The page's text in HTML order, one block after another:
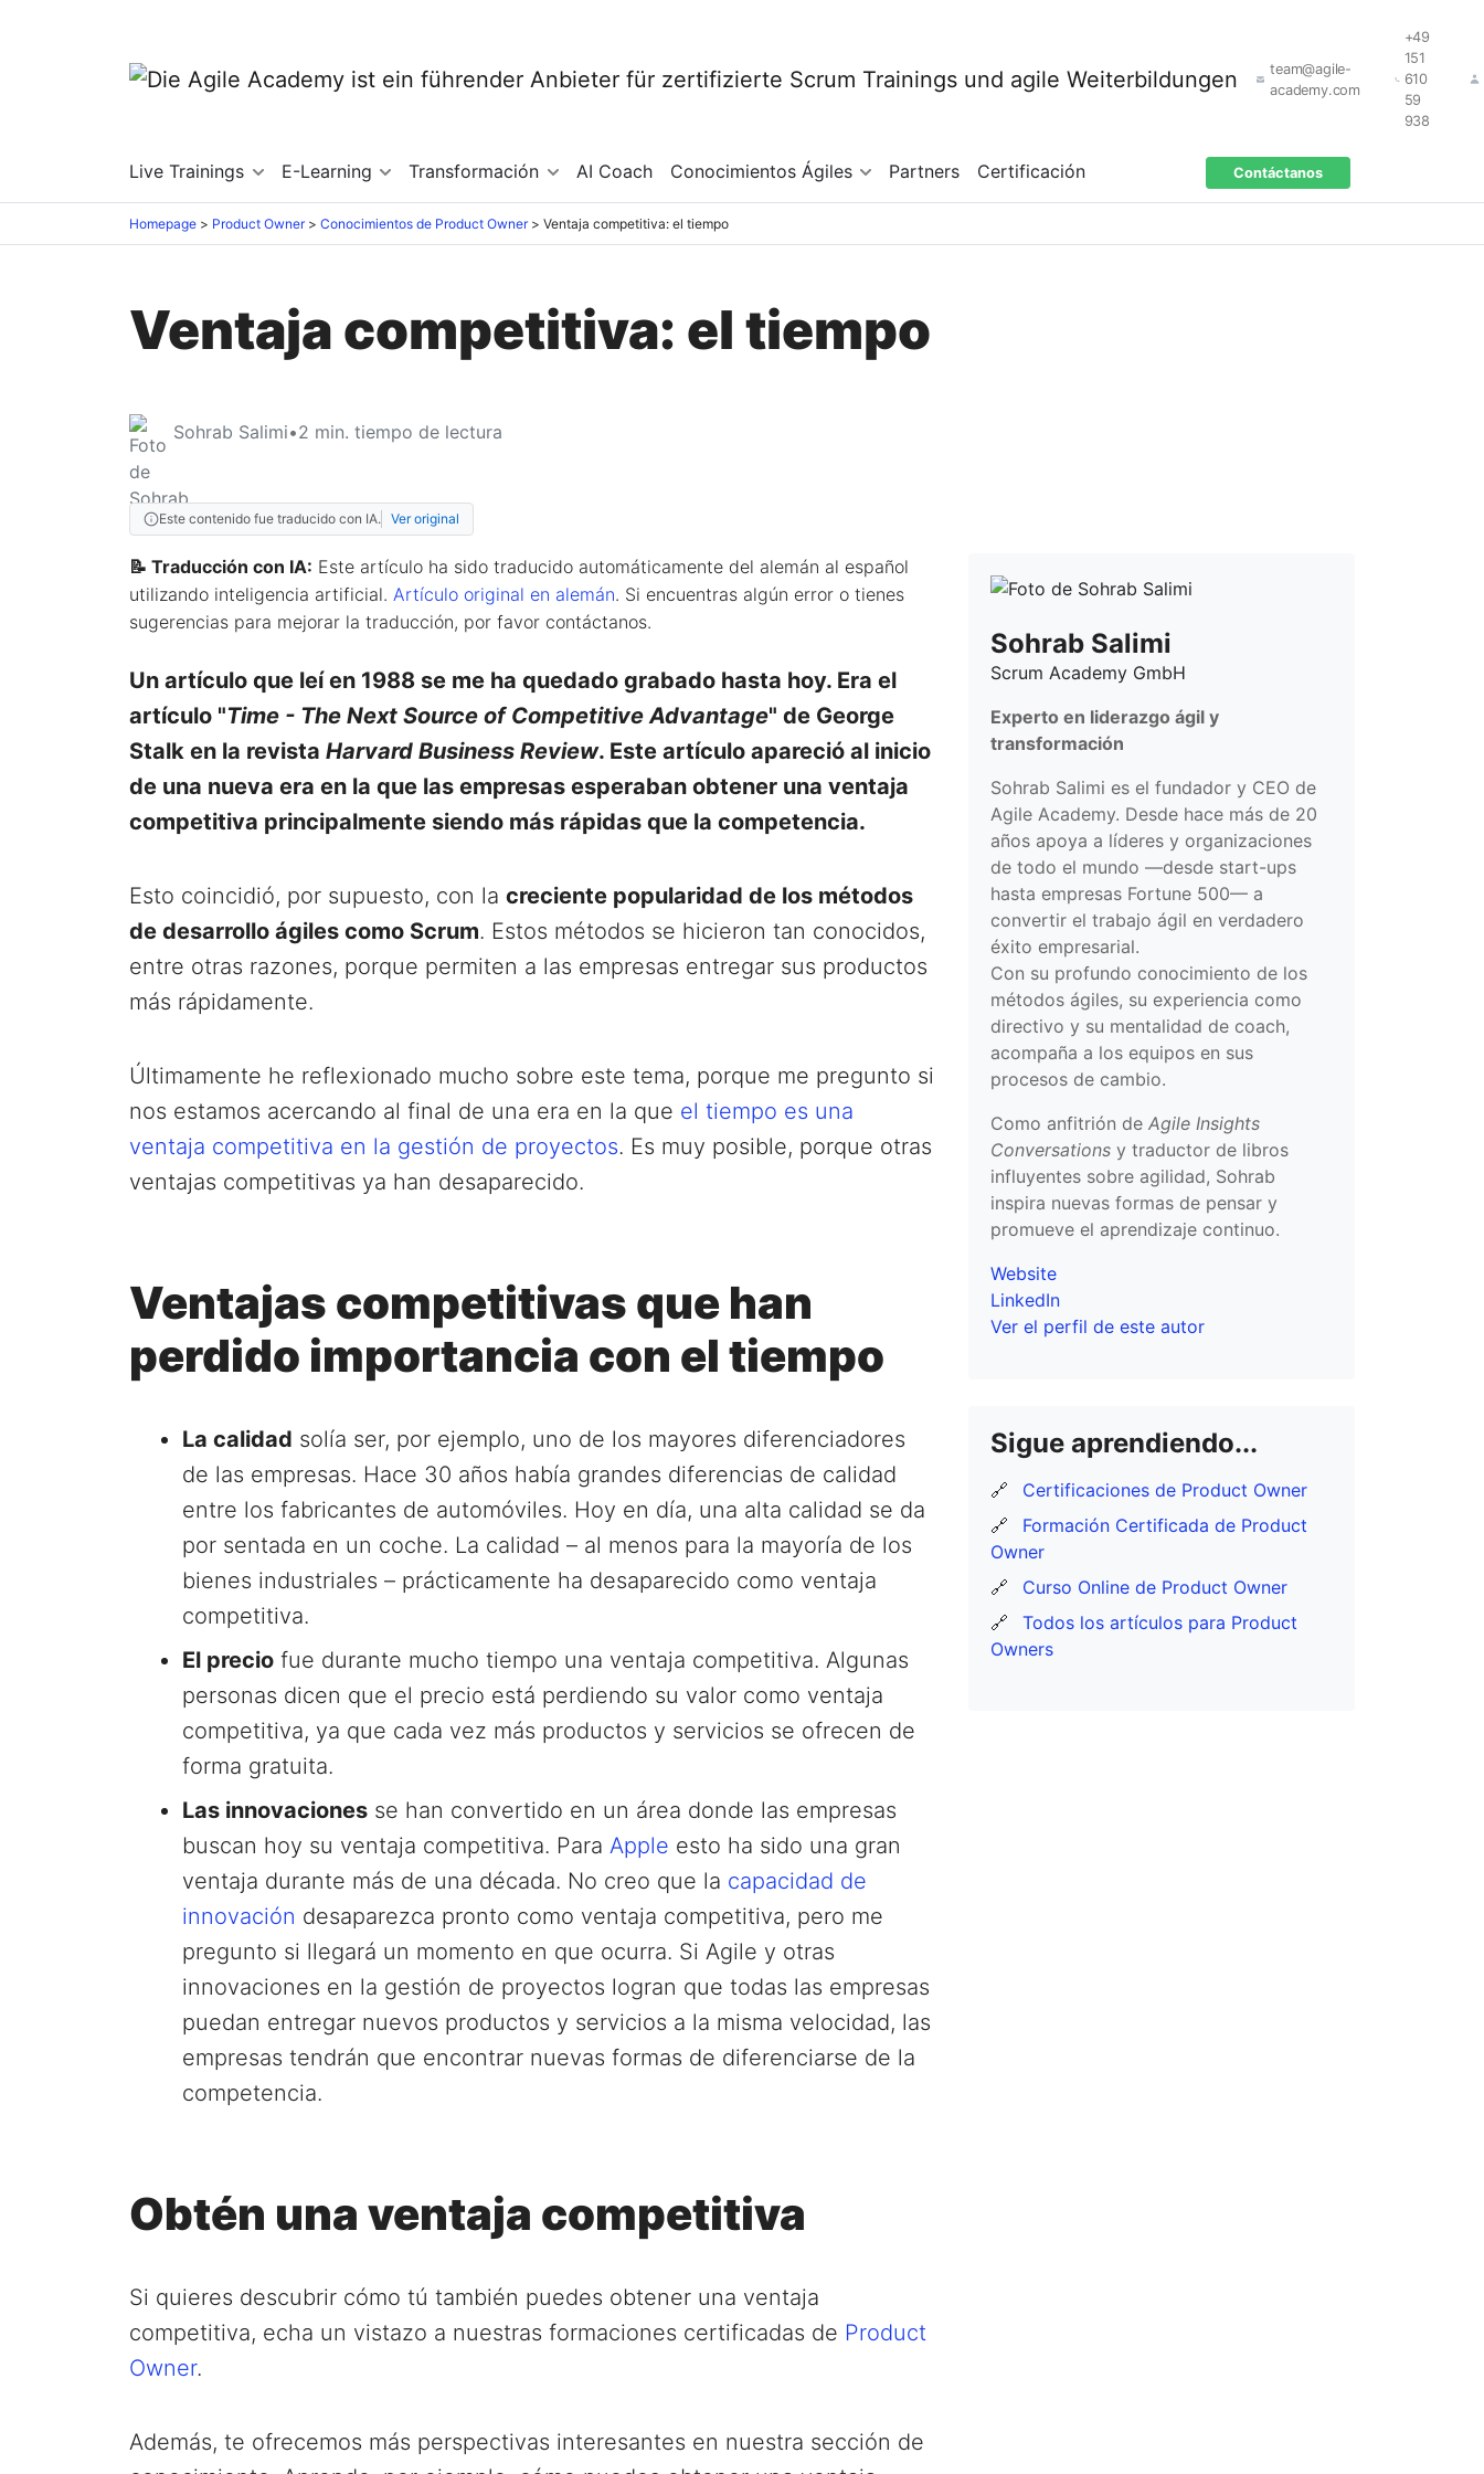
team@agile-
academy.com
+49
151
610
59
938
Live Trainings E-Learning Transformación AI Coach Conocimientos Ágiles Partners Certificación Contáctanos
Homepage Product Owner Conocimientos de Product Owner Ventaja competitiva: el tiempo
Ventaja competitiva: el tiempo
Sohrab Salimi•2 min. tiempo de lectura
Este contenido fue traducido con IA. Ver original
📝 Traducción con IA: Este artículo ha sido traducido automáticamente del alemán al español
utilizando inteligencia artificial. Artículo original en alemán. Si encuentras algún error o tienes
sugerencias para mejorar la traducción, por favor contáctanos.
Un artículo que leí en 1988 se me ha quedado grabado hasta hoy. Era el
artículo "Time - The Next Source of Competitive Advantage" de George
Stalk en la revista Harvard Business Review. Este artículo apareció al inicio
de una nueva era en la que las empresas esperaban obtener una ventaja
competitiva principalmente siendo más rápidas que la competencia.
Esto coincidió, por supuesto, con la creciente popularidad de los métodos
de desarrollo ágiles como Scrum. Estos métodos se hicieron tan conocidos,
entre otras razones, porque permiten a las empresas entregar sus productos
más rápidamente.
Últimamente he reflexionado mucho sobre este tema, porque me pregunto si
nos estamos acercando al final de una era en la que el tiempo es una
ventaja competitiva en la gestión de proyectos. Es muy posible, porque otras
ventajas competitivas ya han desaparecido.
Ventajas competitivas que han
perdido importancia con el tiempo
La calidad solía ser, por ejemplo, uno de los mayores diferenciadores
de las empresas. Hace 30 años había grandes diferencias de calidad
entre los fabricantes de automóviles. Hoy en día, una alta calidad se da
por sentada en un coche. La calidad – al menos para la mayoría de los
bienes industriales – prácticamente ha desaparecido como ventaja
competitiva.
El precio fue durante mucho tiempo una ventaja competitiva. Algunas
personas dicen que el precio está perdiendo su valor como ventaja
competitiva, ya que cada vez más productos y servicios se ofrecen de
forma gratuita.
Las innovaciones se han convertido en un área donde las empresas
buscan hoy su ventaja competitiva. Para Apple esto ha sido una gran
ventaja durante más de una década. No creo que la capacidad de
innovación desaparezca pronto como ventaja competitiva, pero me
pregunto si llegará un momento en que ocurra. Si Agile y otras
innovaciones en la gestión de proyectos logran que todas las empresas
puedan entregar nuevos productos y servicios a la misma velocidad, las
empresas tendrán que encontrar nuevas formas de diferenciarse de la
competencia.
Obtén una ventaja competitiva
Si quieres descubrir cómo tú también puedes obtener una ventaja
competitiva, echa un vistazo a nuestras formaciones certificadas de Product
Owner.
Además, te ofrecemos más perspectivas interesantes en nuestra sección de
Sohrab Salimi
Scrum Academy GmbH
Experto en liderazgo ágil y
transformación
Sohrab Salimi es el fundador y CEO de
Agile Academy. Desde hace más de 20
años apoya a líderes y organizaciones
de todo el mundo —desde start-ups
hasta empresas Fortune 500— a
convertir el trabajo ágil en verdadero
éxito empresarial.
Con su profundo conocimiento de los
métodos ágiles, su experiencia como
directivo y su mentalidad de coach,
acompaña a los equipos en sus
procesos de cambio.
Como anfitrión de Agile Insights
Conversations y traductor de libros
influyentes sobre agilidad, Sohrab
inspira nuevas formas de pensar y
promueve el aprendizaje continuo.
Website
LinkedIn
Ver el perfil de este autor
Sigue aprendiendo...
🔗
Certificaciones de Product Owner
🔗
Formación Certificada de Product
Owner
🔗
Curso Online de Product Owner
🔗
Todos los artículos para Product
Owners